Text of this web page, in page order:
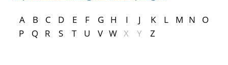
A B C D E F G H I J K L M N
O
P
Q R S T U V W X Y Z